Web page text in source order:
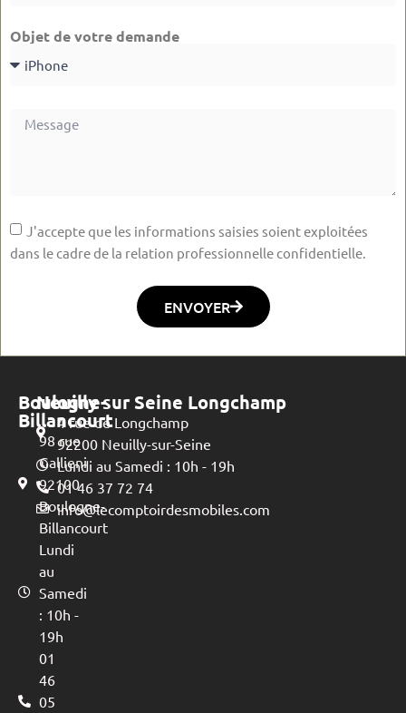
Objet de votre demande
J'accepte que les informations saisies soient exploitées
dans le cadre de la relation professionnelle confidentielle.
ENVOYER
Boulogne-
Billancourt
98 rue
Gallieni
92100
Boulogne-
Billancourt
Lundi
au
Samedi
: 10h -
19h
01
46
05
Neuilly sur Seine Longchamp
4 rue de Longchamp
92200 Neuilly-sur-Seine
Lundi au Samedi : 10h - 19h
01 46 37 72 74
info@lecomptoirdesmobiles.com